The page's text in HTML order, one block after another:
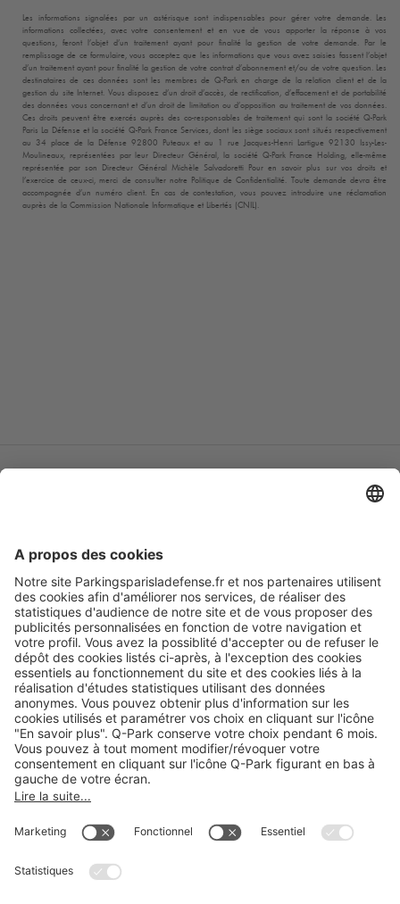
Les informations signalées par un astérisque sont indispensables pour gérer votre demande. Les
informations collectées, avec votre consentement et en vue de vous apporter la réponse à vos
questions, feront l’objet d’un traitement ayant pour finalité la gestion de votre demande. Par le
remplissage de ce formulaire, vous acceptez que les informations que vous avez saisies fassent l’objet
d’un traitement ayant pour finalité la gestion de votre contrat d’abonnement et/ou de votre question. Les
destinataires de ces données sont les membres de Q-Parken charge de la relation client et de la
gestion du site Internet. Vous disposez d’un droit d’accès, de rectification, d’effacement et de portabilité
des données vous concernant et d’un droit de limitation ou d’opposition au traitement de vos données.
Ces droits peuvent être exercés auprès des co-responsables de traitement qui sont la société Q-Park
Paris La Défense et la société Q-ParkFrance Services, dont les siège sociaux sont situés respectivement
au 34 place de la Défense 92800 Puteaux et au 1 rue Jacques-Henri Lartigue 92130 Issy-Les-
Moulineaux, représentées par leur Directeur Général, la société Q-ParkFrance Holding, elle-même
représentée par son Directeur Général Michèle Salvadoretti Pour en savoir plus sur vos droits et
l’exercice de ceux-ci, merci de consulter notre Politique de Confidentialité. Toute demande devra être
accompagnée d’un numéro client. En cas de contestation, vous pouvez introduire une réclamation
auprès de la Commission Nationale Informatique et Libertés (CNIL).
A propos
Informations pratiques
Nos services